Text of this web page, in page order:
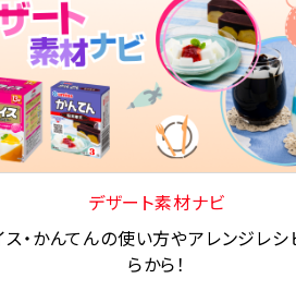
デザート素材ナビ
ス・かんてんの使い方やアレンジレシ
らから！